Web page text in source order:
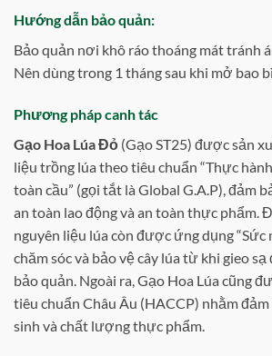
Hướng dẫn bảo quản:
Bảo quản nơi khô ráo thoáng mát tránh
Nên dùng trong 1 tháng sau khi mở bao
Phương pháp canh tác
Gạo Hoa Lúa Đỏ (Gạo ST25) được sản
liệu trồng lúa theo tiêu chuẩn “Thực
toàn cầu” (gọi tắt là Global G.A.P), đảm
an toàn lao động và an toàn thực phẩm.
nguyên liệu lúa còn được ứng dụng “Sức
chăm sóc và bảo vệ cây lúa từ khi gieo
bảo quản. Ngoài ra, Gạo Hoa Lúa cũng
tiêu chuẩn Châu Âu (HACCP) nhằm
sinh và chất lượng thực phẩm.